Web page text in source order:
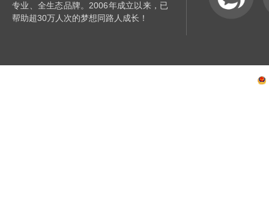
专业、全生态品牌。2006年成立以来，已
帮助超30万人次的梦想同路人成长！